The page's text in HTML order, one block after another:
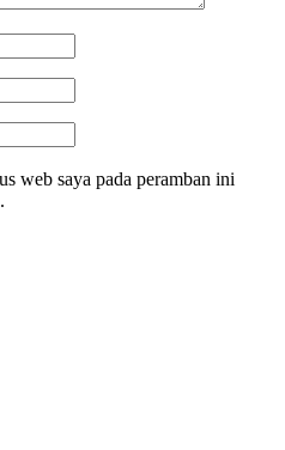
web saya pada peramban ini